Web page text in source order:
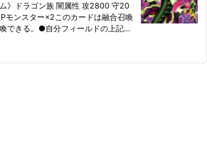
》ドラゴン族 闇属性 攻2800 守20
モンスター×2このカードは融合召喚
できる。●自分フィールドの上記カ
〉。➀ターンに1度、このカード以